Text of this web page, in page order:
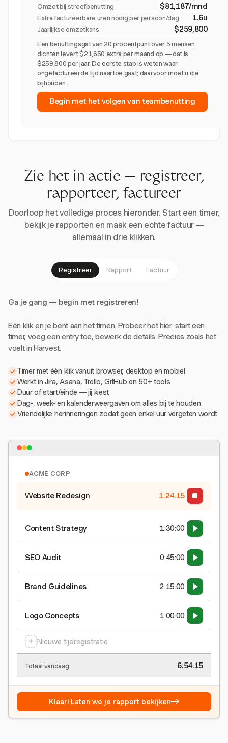
Omzet bij streefbenutting $81,187/mnd
Extra factureerbare uren nodig per persoon/dag 1.6u
Jaarlijkse omzetkans $259,800
Een benuttingsgat van 20 procentpunt over 5 mensen
dichten levert $21,650 extra per maand op — dat is
$259,800 per jaar. De eerste stap is weten waar
ongefactureerde tijd naartoe gaat; daarvoor moet u die
bijhouden.
Begin met het volgen van teambenutting
Zie het in actie — registreer,
rapporteer, factureer
Doorloop het volledige proces hieronder. Start een timer,
bekijk je rapporten en maak een echte factuur —
allemaal in drie klikken.
Registreer Rapport Factuur
Ga je gang — begin met registreren!
Eén klik en je bent aan het timen. Probeer het hier: start een
timer, voeg een entry toe, bewerk de details. Precies zoals het
voelt in Harvest.
Timer met één klik vanuit browser, desktop en mobiel
Werkt in Jira, Asana, Trello, GitHub en 50+ tools
Duur of start/einde — jij kiest
Dag-, week- en kalenderweergaven om alles bij te houden
Vriendelijke herinneringen zodat geen enkel uur vergeten wordt
ACME CORP
Website Redesign 1:24:15
Content Strategy 1:30:00
SEO Audit 0:45:00
Brand Guidelines 2:15:00
Logo Concepts 1:00:00
+ Nieuwe tijdregistratie
Totaal vandaag 6:54:15
Klaar! Laten we je rapport bekijken→